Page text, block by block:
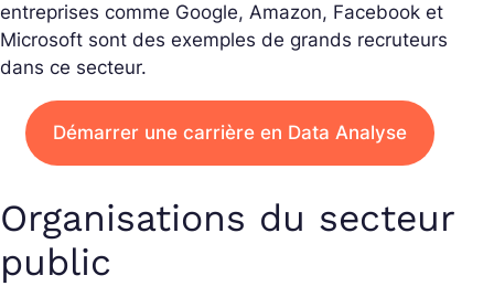
entreprises comme Google, Amazon, Facebook et
Microsoft sont des exemples de grands recruteurs
dans ce secteur.
Démarrer une carrière en Data Analyse
Organisations du secteur
public